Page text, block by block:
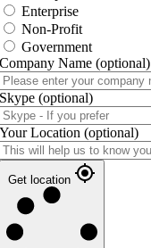
Enterprise
Non-Profit
Government
Company Name (optional)
Skype (optional)
Your Location (optional)
Get location